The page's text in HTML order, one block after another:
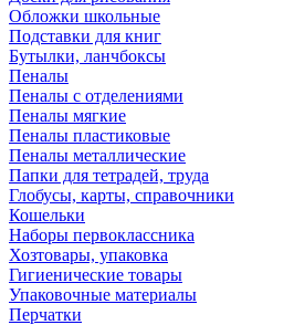
Обложки школьные
Подставки для книг
Бутылки, ланчбоксы
Пеналы
Пеналы с отделениями
Пеналы мягкие
Пеналы пластиковые
Пеналы металлические
Папки для тетрадей, труда
Глобусы, карты, справочники
Кошельки
Наборы первоклассника
Хозтовары, упаковка
Гигиенические товары
Упаковочные материалы
Перчатки